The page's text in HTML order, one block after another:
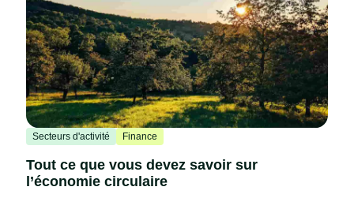
Secteurs d'activité Finance
Tout ce que vous devez savoir sur
l’économie circulaire